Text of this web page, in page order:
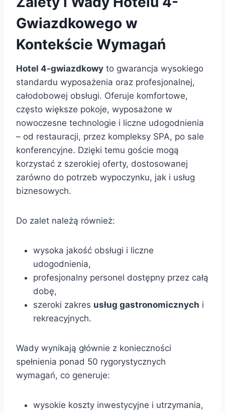
Gwiazdkowego w
Kontekście Wymagań
Hotel 4-gwiazdkowy to gwarancja wysokiego
standardu wyposażenia oraz profesjonalnej,
całodobowej obsługi. Oferuje komfortowe,
często większe pokoje, wyposażone w
nowoczesne technologie i liczne udogodnienia
– od restauracji, przez kompleksy SPA, po sale
konferencyjne. Dzięki temu goście mogą
korzystać z szerokiej oferty, dostosowanej
zarówno do potrzeb wypoczynku, jak i usług
biznesowych.
Do zalet należą również:
wysoka jakość obsługi i liczne
udogodnienia,
profesjonalny personel dostępny przez całą
dobę,
szeroki zakres usług gastronomicznych i
rekreacyjnych.
Wady wynikają głównie z konieczności
spełnienia ponad 50 rygorystycznych
wymagań, co generuje:
wysokie koszty inwestycyjne i utrzymania,